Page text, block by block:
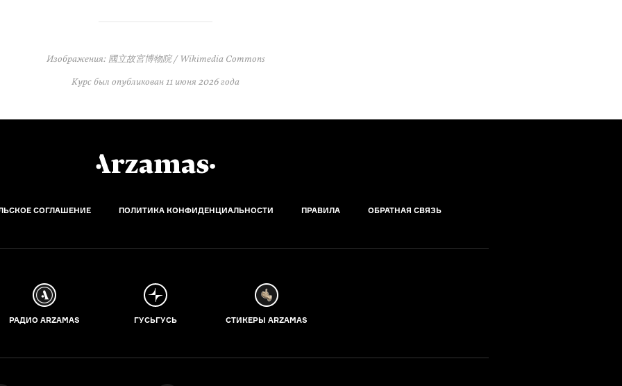
Изображения: 國立故宮博物院 / Wikimedia Commons
Курс был опубликован11 июня 2026 года
СОГЛАШЕНИЕ ПОЛИТИКА КОНФИДЕНЦИАЛЬНОСТИ ПРАВИЛА ОБРАТНАЯ СВЯЗЬ
РАДИО ARZAMAS ГУСЬГУСЬ СТИКЕРЫ ARZAMAS